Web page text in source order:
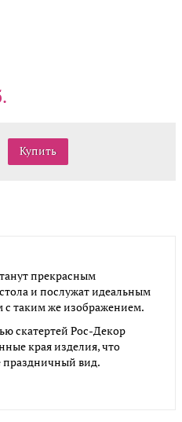
прекрасным
и послужат идеальным
таким же изображением.
скатертей Рос-Декор
края изделия, что
праздничный вид.